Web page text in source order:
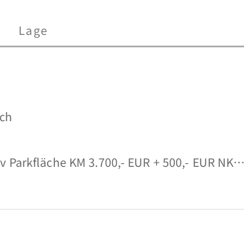
Lage
KM 3.700,- EUR + 500,- EUR NK =